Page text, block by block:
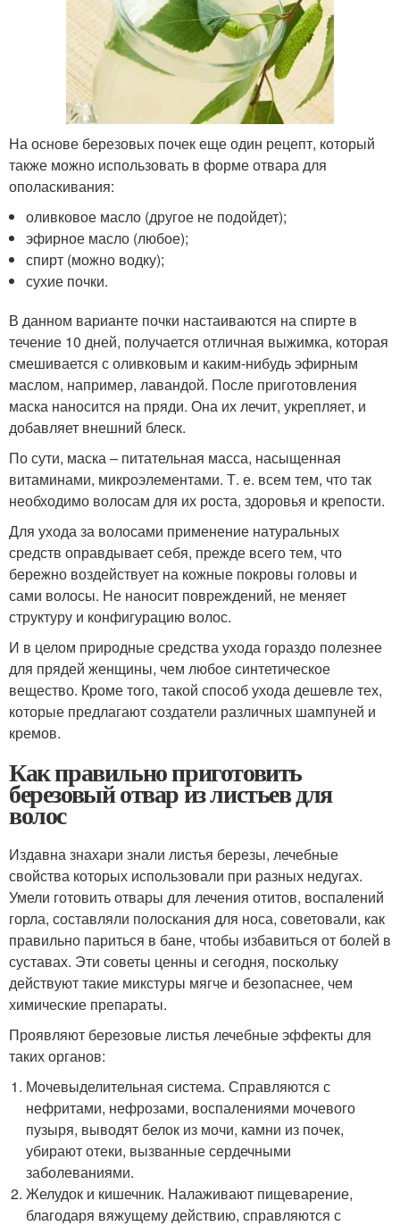
На основе березовых почек еще один рецепт, который
также можно использовать в форме отвара для
ополаскивания:
оливковое масло (другое не подойдет);
эфирное масло (любое);
спирт (можно водку);
сухие почки.
В данном варианте почки настаиваются на спирте в
течение 10 дней, получается отличная выжимка, которая
смешивается с оливковым и каким-нибудь эфирным
маслом, например, лавандой. После приготовления
маска наносится на пряди. Она их лечит, укрепляет, и
добавляет внешний блеск.
По сути, маска – питательная масса, насыщенная
витаминами, микроэлементами. Т. е. всем тем, что так
необходимо волосам для их роста, здоровья и крепости.
Для ухода за волосами применение натуральных
средств оправдывает себя, прежде всего тем, что
бережно воздействует на кожные покровы головы и
сами волосы. Не наносит повреждений, не меняет
структуру и конфигурацию волос.
И в целом природные средства ухода гораздо полезнее
для прядей женщины, чем любое синтетическое
вещество. Кроме того, такой способ ухода дешевле тех,
которые предлагают создатели различных шампуней и
кремов.
Как правильно приготовить
березовый отвар из листьев для
волос
Издавна знахари знали листья березы, лечебные
свойства которых использовали при разных недугах.
Умели готовить отвары для лечения отитов, воспалений
горла, составляли полоскания для носа, советовали, как
правильно париться в бане, чтобы избавиться от болей в
суставах. Эти советы ценны и сегодня, поскольку
действуют такие микстуры мягче и безопаснее, чем
химические препараты.
Проявляют березовые листья лечебные эффекты для
таких органов:
Мочевыделительная система. Справляются с
нефритами, нефрозами, воспалениями мочевого
пузыря, выводят белок из мочи, камни из почек,
убирают отеки, вызванные сердечными
заболеваниями.
Желудок и кишечник. Налаживают пищеварение,
благодаря вяжущему действию, справляются с